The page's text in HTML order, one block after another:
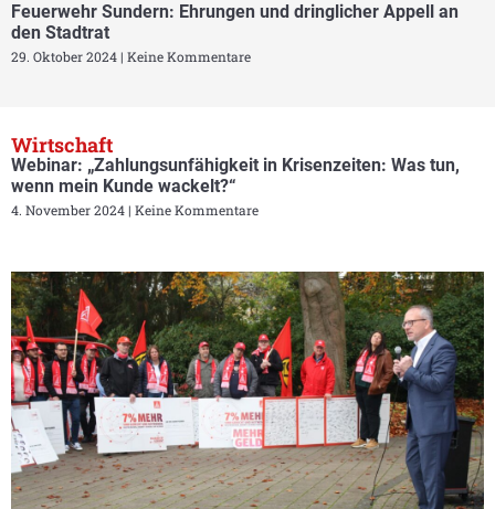
Feuerwehr Sundern: Ehrungen und dringlicher Appell an
den Stadtrat
29. Oktober 2024 Keine Kommentare
Wirtschaft
Webinar: „Zahlungsunfähigkeit in Krisenzeiten: Was tun,
wenn mein Kunde wackelt?“
4. November 2024 Keine Kommentare